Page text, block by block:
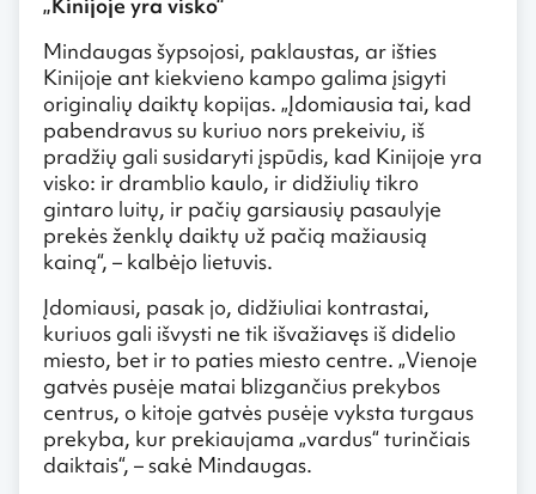
Mindaugas šypsojosi, paklaustas, ar išties
Kinijoje ant kiekvieno kampo galima įsigyti
originalių daiktų kopijas. „Įdomiausia tai, kad
pabendravus su kuriuo nors prekeiviu, iš
pradžių gali susidaryti įspūdis, kad Kinijoje yra
visko: ir dramblio kaulo, ir didžiulių tikro
gintaro luitų, ir pačių garsiausių pasaulyje
prekės ženklų daiktų už pačią mažiausią
kainą“, – kalbėjo lietuvis.
Įdomiausi, pasak jo, didžiuliai kontrastai,
kuriuos gali išvysti ne tik išvažiavęs iš didelio
miesto, bet ir to paties miesto centre. „Vienoje
gatvės pusėje matai blizgančius prekybos
centrus, o kitoje gatvės pusėje vyksta turgaus
prekyba, kur prekiaujama „vardus“ turinčiais
daiktais“, – sakė Mindaugas.